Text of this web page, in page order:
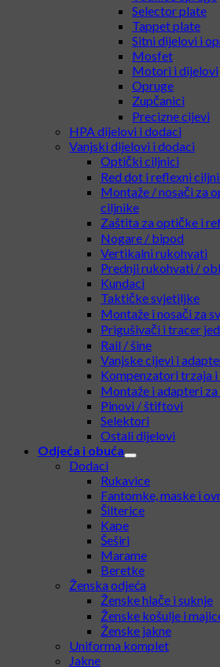
Ležajevi i
Mlaznice
Ožičenja i
Vodilice opruge
Selector plate
Tappet plate
Sitni dijelovi i
Mosfet
Motori i dijelovi
Opruge
Zupčanici
Precizne cijevi
HPA dijelovi i dodaci
Vanjski dijelovi i dodaci
Optički ciljnici
Red dot i reflexni
Montaže / nosači za
ciljnike
Zaštita za optičke i
Nogare / bipod
Vertikalni rukohvati
Prednji rukohvati /
Kundaci
Taktičke svjetiljke
Montaže i nosači za
Prigušivači i tracer
Rail / šine
Vanjske cijevi i adapteri
Kompenzatori trzaja i
Montaže i adapteri za
Pinovi / štiftovi
Selektori
Ostali dijelovi
Odjeća i obuća
Dodaci
Rukavice
Fantomke, maske i
Šilterice
Kape
Šeširi
Marame
Beretke
Ženska odjeća